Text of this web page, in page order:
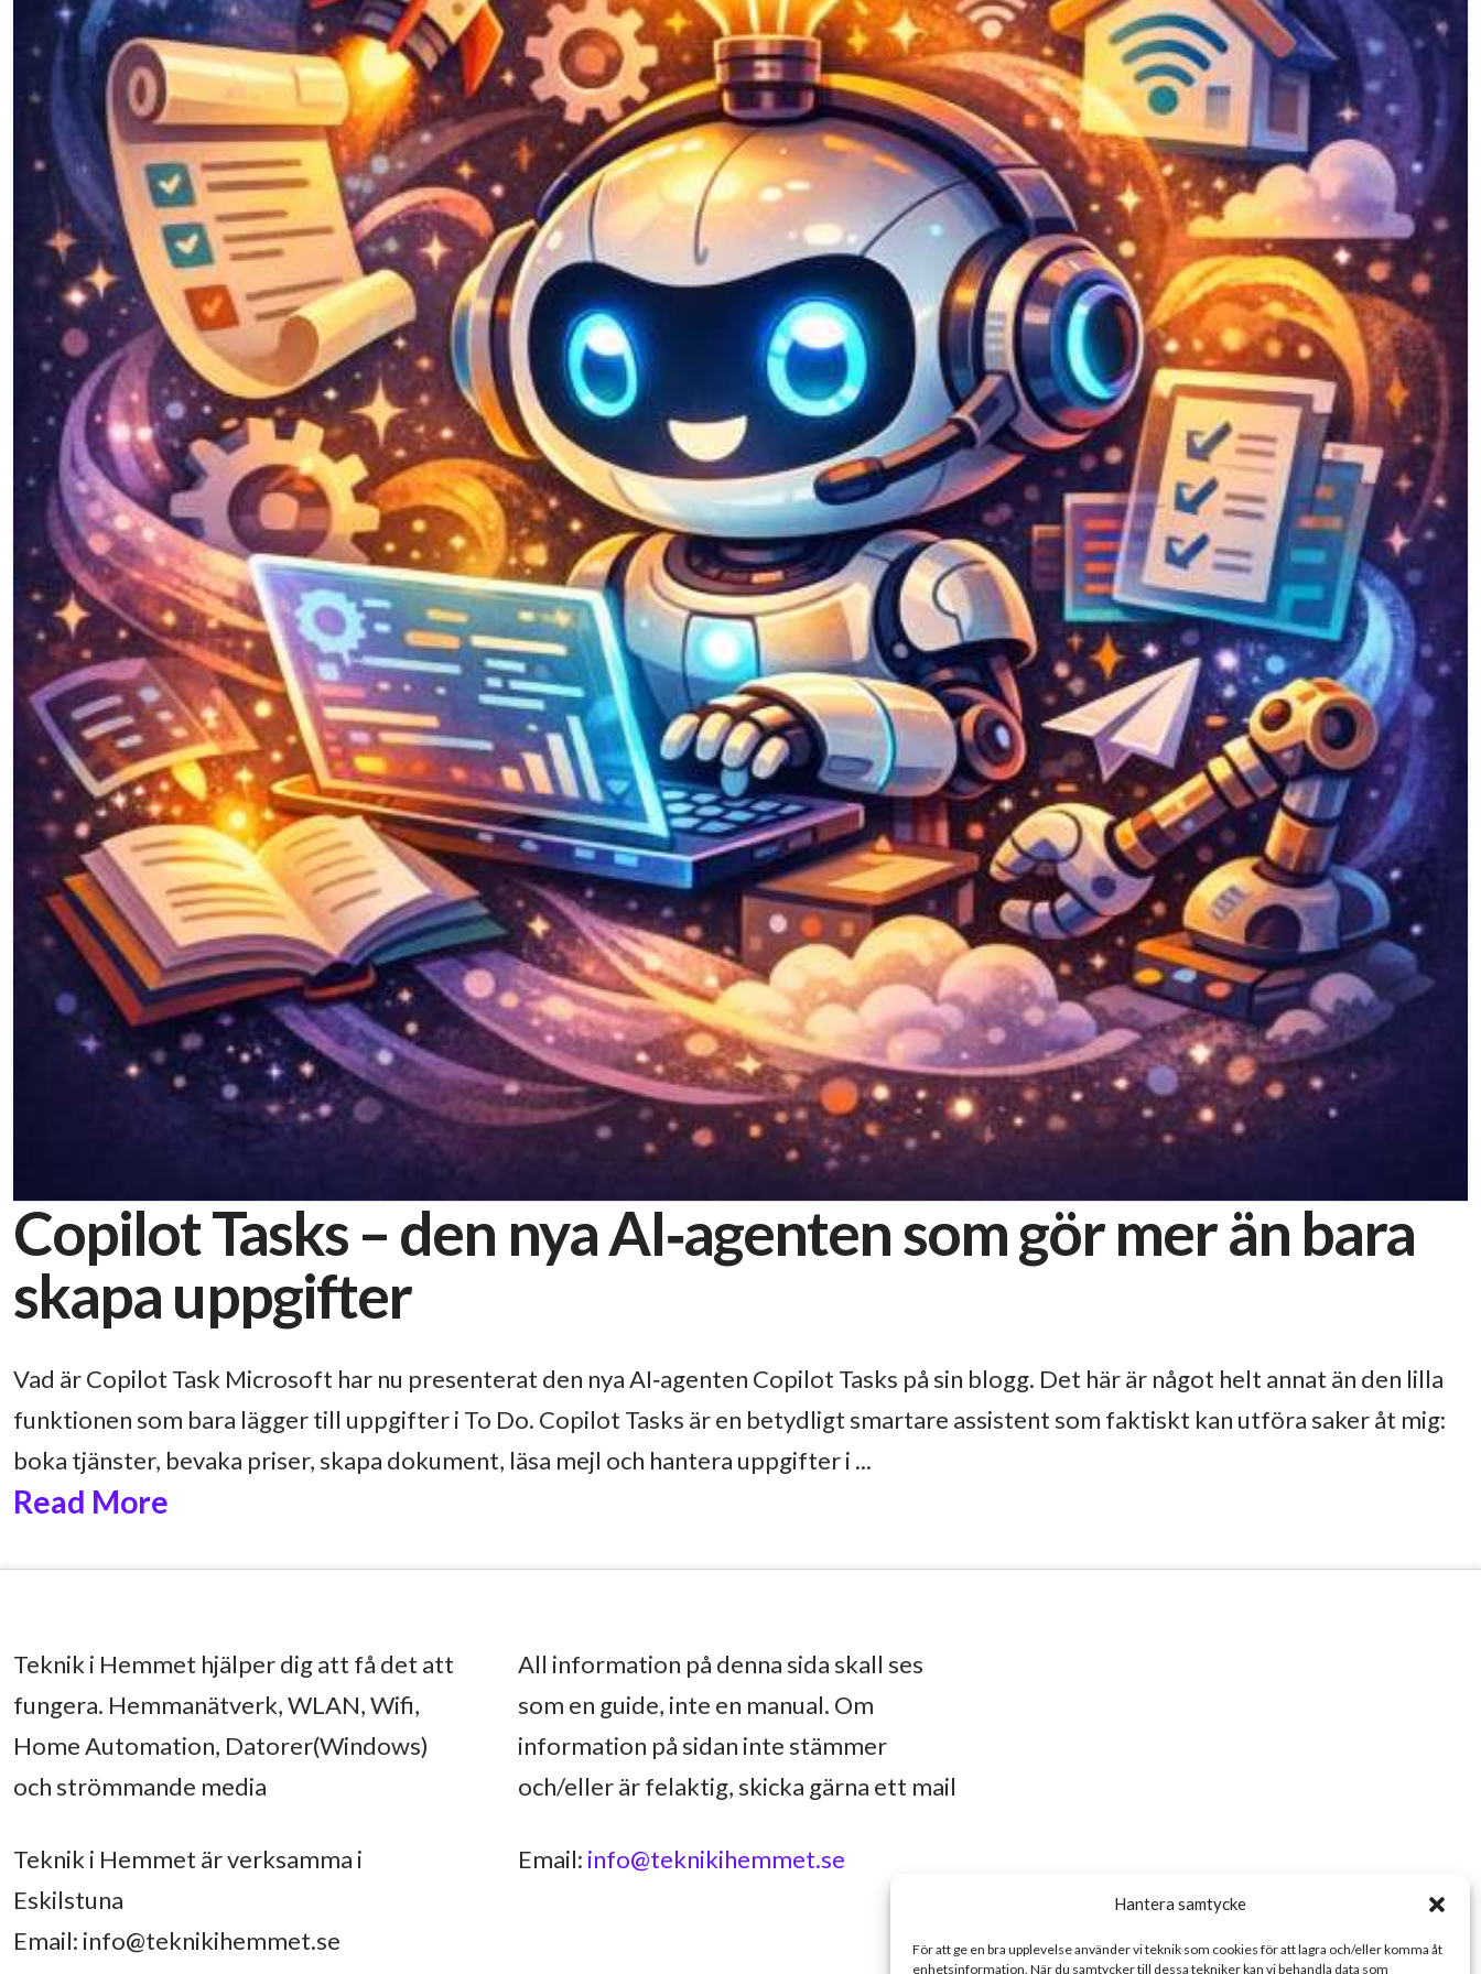
Hantera samtycke
För att ge en bra upplevelse använder vi teknik som cookies för att lagra och/eller komma åt
enhetsinformation. När du samtycker till dessa tekniker kan vi behandla data som
Copilot Tasks – den nya AI‑agenten som gör mer än bara
skapa uppgifter
Vad är Copilot Task Microsoft har nu presenterat den nya AI‑agenten Copilot Tasks på sin blogg. Det här är något helt annat än den lilla
funktionen som bara lägger till uppgifter i To Do. Copilot Tasks är en betydligt smartare assistent som faktiskt kan utföra saker åt mig:
boka tjänster, bevaka priser, skapa dokument, läsa mejl och hantera uppgifter i ...
Read More
Teknik i Hemmet hjälper dig att få det att
fungera. Hemmanätverk, WLAN, Wifi,
Home Automation, Datorer(Windows)
och strömmande media
Teknik i Hemmet är verksamma i
Eskilstuna
Email: info@teknikihemmet.se
All information på denna sida skall ses
som en guide, inte en manual. Om
information på sidan inte stämmer
och/eller är felaktig, skicka gärna ett mail
Email: info@teknikihemmet.se